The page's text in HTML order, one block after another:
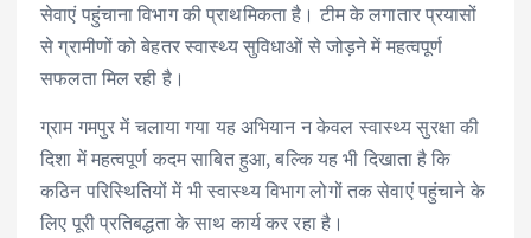
सेवाएं पहुंचाना विभाग की प्राथमिकता है। टीम के लगातार प्रयासों
से ग्रामीणों को बेहतर स्वास्थ्य सुविधाओं से जोड़ने में महत्वपूर्ण
सफलता मिल रही है।
ग्राम गमपुर में चलाया गया यह अभियान न केवल स्वास्थ्य सुरक्षा की
दिशा में महत्वपूर्ण कदम साबित हुआ, बल्कि यह भी दिखाता है कि
कठिन परिस्थितियों में भी स्वास्थ्य विभाग लोगों तक सेवाएं पहुंचाने के
लिए पूरी प्रतिबद्धता के साथ कार्य कर रहा है।